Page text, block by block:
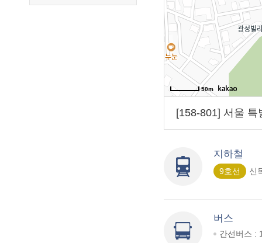
50m
[158-801] 서울
지하철
9호선 신
버스
간선버스 :